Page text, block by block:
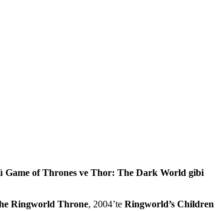
Game of Thrones ve Thor: The Dark World gibi
Ringworld Throne, 2004’te Ringworld’s Children